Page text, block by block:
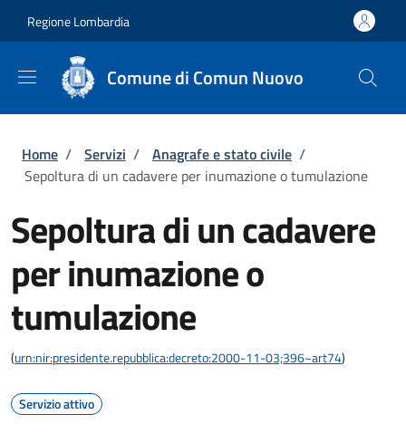
Regione Lombardia
Comune di Comun Nuovo
Briciole di pane
Home / Servizi / Anagrafe e stato civile /
Sepoltura di un cadavere per inumazione o tumulazione
Sepoltura di un cadavere
per inumazione o
tumulazione
(urn:nir:presidente.repubblica:decreto:2000-11-03;396~art74)
Servizio attivo